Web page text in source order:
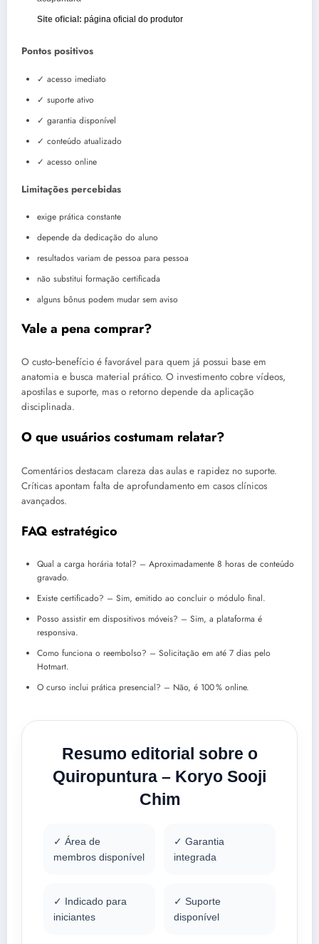
Site oficial: página oficial do produtor
Pontos positivos
✓ acesso imediato
✓ suporte ativo
✓ garantia disponível
✓ conteúdo atualizado
✓ acesso online
Limitações percebidas
exige prática constante
depende da dedicação do aluno
resultados variam de pessoa para pessoa
não substitui formação certificada
alguns bônus podem mudar sem aviso
Vale a pena comprar?
O custo‑benefício é favorável para quem já possui base em
anatomia e busca material prático. O investimento cobre vídeos,
apostilas e suporte, mas o retorno depende da aplicação
disciplinada.
O que usuários costumam relatar?
Comentários destacam clareza das aulas e rapidez no suporte.
Críticas apontam falta de aprofundamento em casos clínicos
avançados.
FAQ estratégico
Qual a carga horária total? – Aproximadamente 8 horas de conteúdo
gravado.
Existe certificado? – Sim, emitido ao concluir o módulo final.
Posso assistir em dispositivos móveis? – Sim, a plataforma é
responsiva.
Como funciona o reembolso? – Solicitação em até 7 dias pelo
Hotmart.
O curso inclui prática presencial? – Não, é 100 % online.
Resumo editorial sobre o
Quiropuntura – Koryo Sooji
Chim
✓ Área de
membros disponível
✓ Garantia
integrada
✓ Indicado para
iniciantes
✓ Suporte
disponível